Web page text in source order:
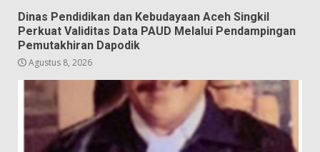
Dinas Pendidikan dan Kebudayaan Aceh Singkil
Perkuat Validitas Data PAUD Melalui Pendampingan
Pemutakhiran Dapodik
Agustus 8, 2026